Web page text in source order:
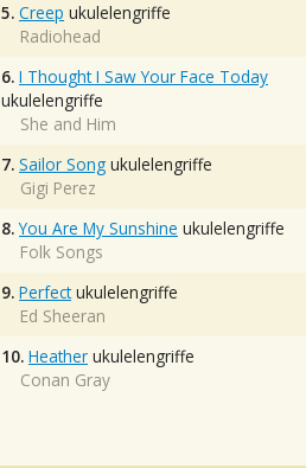
5. Creep ukulelengriffe
Radiohead
6. I Thought I Saw Your Face Today
ukulelengriffe
She and Him
7. Sailor Song ukulelengriffe
Gigi Perez
8. You Are My Sunshine ukulelengriffe
Folk Songs
9. Perfectukulelengriffe
Ed Sheeran
10. Heather ukulelengriffe
Conan Gray